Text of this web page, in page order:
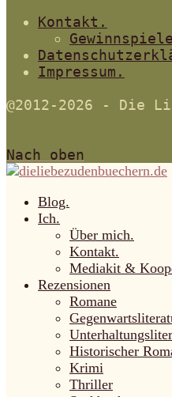
Kontakt.
Impressum.
@2012-2026 - Die
Nach oben
Blog.
Ich.
Über mich.
Kontakt.
Mediakit &
Rezensionen
Romane
Historischer
Krimi
Thriller